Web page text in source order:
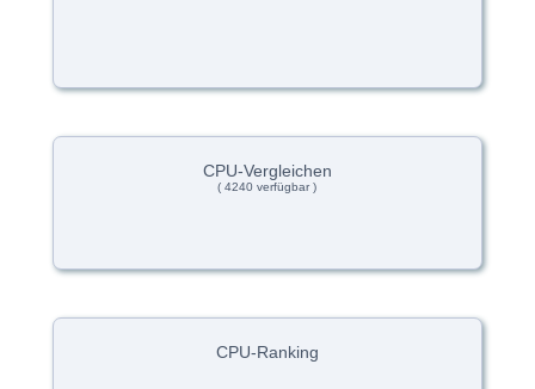
CPU-Vergleichen
( 4240 verfügbar )
CPU-Ranking